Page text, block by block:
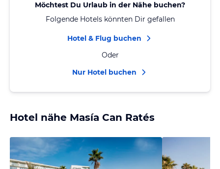
Möchtest Du Urlaub in der Nähe buchen?
Folgende Hotels könnten Dir gefallen
Hotel & Flug buchen
Oder
Nur Hotel buchen
Hotel nähe Masía Can Ratés